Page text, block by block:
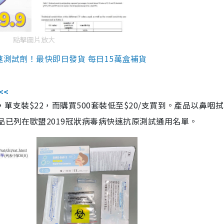
點擊圖片放大
試劑！最快即日發貨 每日15萬盒補貨
支裝$22，而購買500套裝低至$20/支買到。產品以鼻咽
列在歐盟2019冠狀病毒病快速抗原測試通用名單。